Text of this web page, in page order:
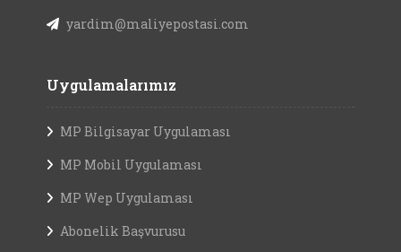
yardim@maliyepostasi.com
Uygulamalarımız
MP Bilgisayar Uygulaması
MP Mobil Uygulaması
MP Wep Uygulaması
Abonelik Başvurusu